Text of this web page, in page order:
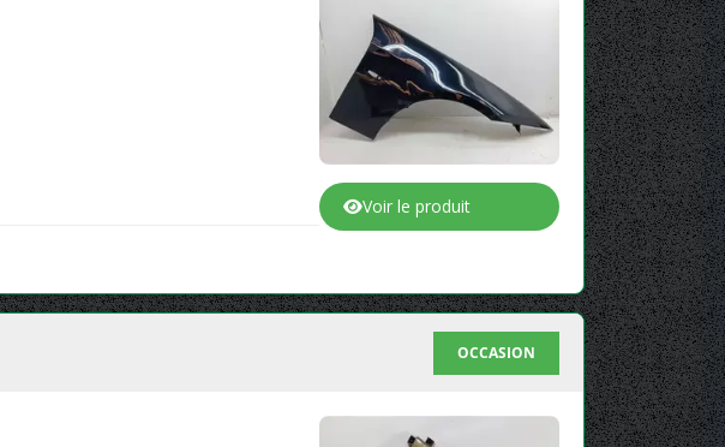
Voir le produit
OCCASION